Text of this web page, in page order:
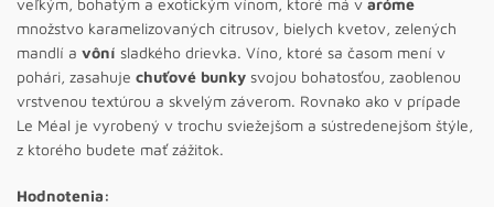
veľkým, bohatým a exotickým vínom, ktoré má v aróme
množstvo karamelizovaných citrusov, bielych kvetov, zelených
mandlí a vôní sladkého drievka. Víno, ktoré sa časom mení v
pohári, zasahuje chuťové bunky svojou bohatosťou, zaoblenou
vrstvenou textúrou a skvelým záverom. Rovnako ako v prípade
Le Méal je vyrobený v trochu sviežejšom a sústredenejšom štýle,
z ktorého budete mať zážitok.
Hodnotenia: